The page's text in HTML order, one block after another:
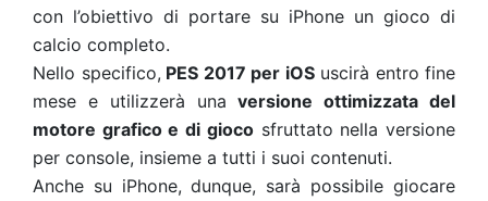
con l’obiettivo di portare su iPhone un gioco di
calcio completo.
Nello specifico, PES 2017 per iOSuscirà entro fine
mese e utilizzerà unaversione ottimizzata del
motore grafico e di giocosfruttato nella versione
per console, insieme a tutti i suoi contenuti.
Anche su iPhone, dunque, sarà possibile giocare